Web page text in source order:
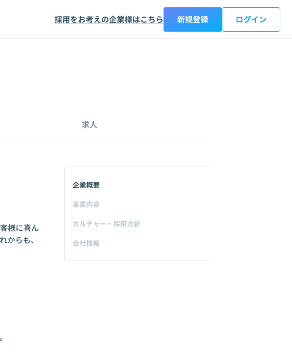
採用をお考えの企業様はこちら 新規登録 ログイン
求人
様に喜ん
からも、
企業概要
事業内容
カルチャー・採用方針
会社情報